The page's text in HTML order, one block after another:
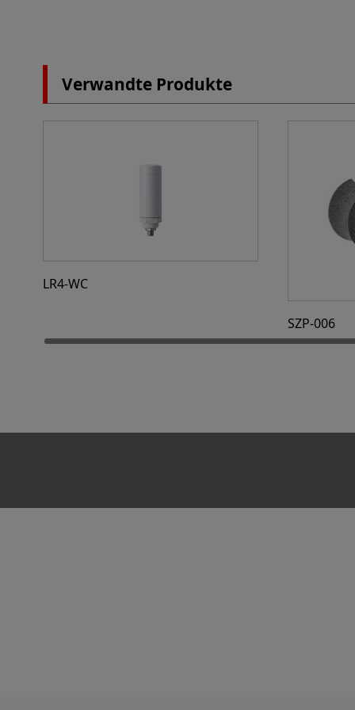
Verwandte Produkte
LR4-WC
SZP-006